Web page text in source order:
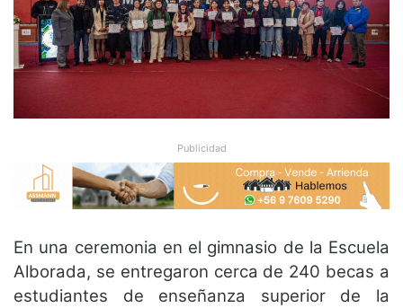
Publicidad
En una ceremonia en el gimnasio de la Escuela
Alborada, se entregaron cerca de 240 becas a
estudiantes de enseñanza superior de la